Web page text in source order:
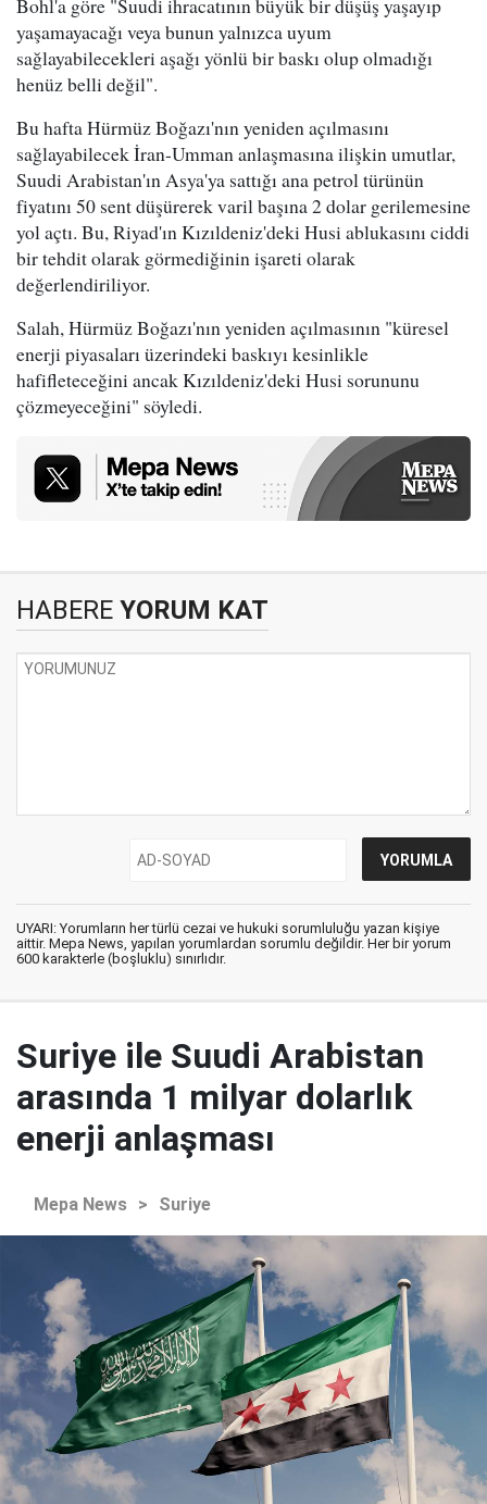
Bohl'a göre "Suudi ihracatının büyük bir düşüş yaşayıp
yaşamayacağı veya bunun yalnızca uyum
sağlayabilecekleri aşağı yönlü bir baskı olup olmadığı
henüz belli değil".
Bu hafta Hürmüz Boğazı'nın yeniden açılmasını
sağlayabilecek İran-Umman anlaşmasına ilişkin umutlar,
Suudi Arabistan'ın Asya'ya sattığı ana petrol türünün
fiyatını 50 sent düşürerek varil başına 2 dolar gerilemesine
yol açtı. Bu, Riyad'ın Kızıldeniz'deki Husi ablukasını ciddi
bir tehdit olarak görmediğinin işareti olarak
değerlendiriliyor.
Salah, Hürmüz Boğazı'nın yeniden açılmasının "küresel
enerji piyasaları üzerindeki baskıyı kesinlikle
hafifleteceğini ancak Kızıldeniz'deki Husi sorununu
çözmeyeceğini" söyledi.
HABERE YORUM KAT
UYARI: Yorumların her türlü cezai ve hukuki sorumluluğu yazan kişiye
aittir. Mepa News, yapılan yorumlardan sorumlu değildir. Her bir yorum
600 karakterle (boşluklu) sınırlıdır.
Suriye ile Suudi Arabistan
arasında 1 milyar dolarlık
enerji anlaşması
Mepa News > Suriye